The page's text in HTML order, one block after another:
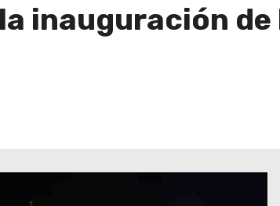
inauguración